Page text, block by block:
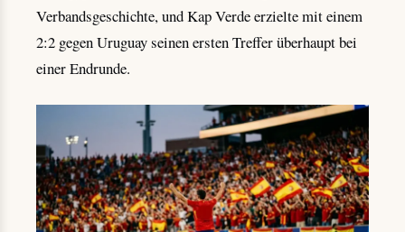
Verbandsgeschichte, und Kap Verde erzielte mit einem
2:2 gegen Uruguay seinen ersten Treffer überhaupt bei
einer Endrunde.